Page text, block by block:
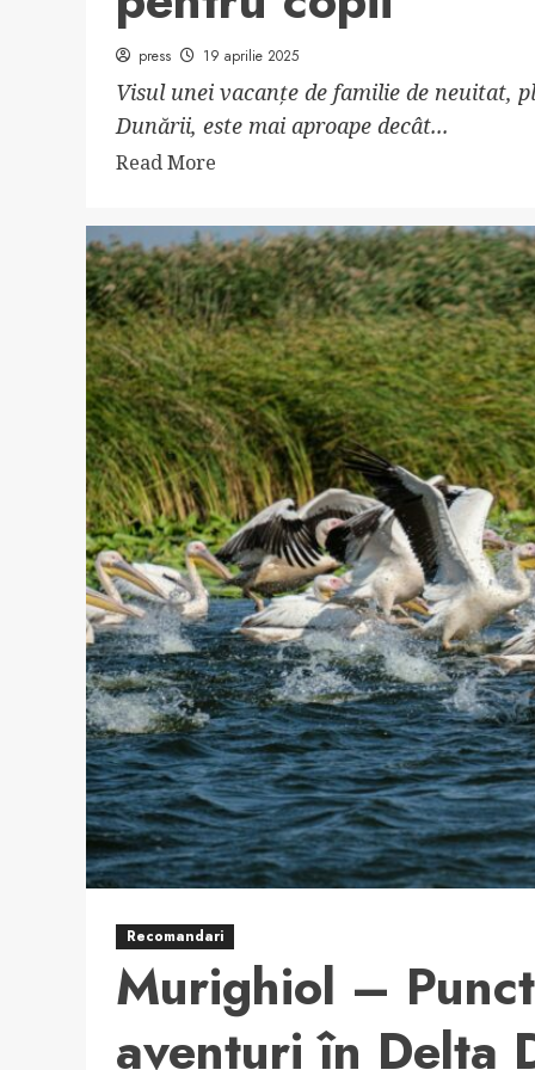
press 19 aprilie 2025
Visul unei vacanțe de familie de neuitat,
Dunării, este mai aproape decât...
Read More
about
Cazare
Delta
Dunării
cu
loc
de
joacă
pentru
copii
Recomandari
Murighiol –
aventuri în Delta